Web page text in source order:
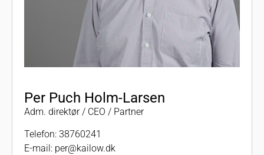
Per Puch Holm-Larsen
Adm. direktør / CEO / Partner
Telefon: 38760241
E-mail: per@kailow.dk